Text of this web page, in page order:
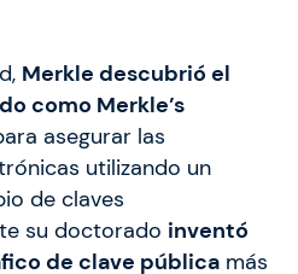
Merkle descubrió el
como Merkle’s
asegurar las
utilizando un
de claves
su doctorado inventó
de clave pública más